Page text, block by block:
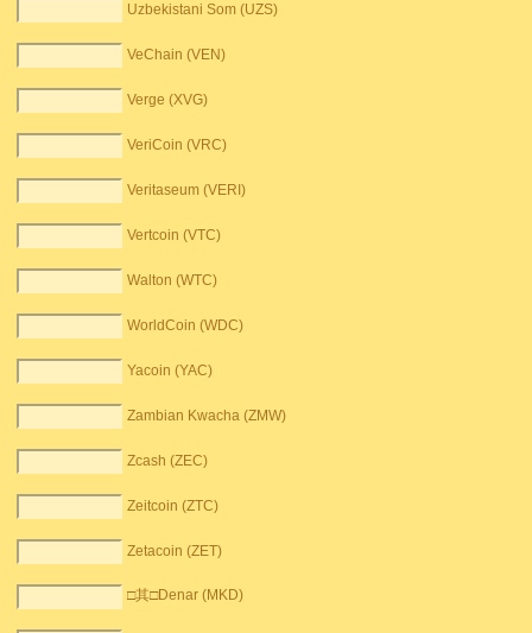
Uzbekistani Som (UZS)
VeChain (VEN)
Verge (XVG)
VeriCoin (VRC)
Veritaseum (VERI)
Vertcoin (VTC)
Walton (WTC)
WorldCoin (WDC)
Yacoin (YAC)
Zambian Kwacha (ZMW)
Zcash (ZEC)
Zeitcoin (ZTC)
Zetacoin (ZET)
□其□Denar (MKD)